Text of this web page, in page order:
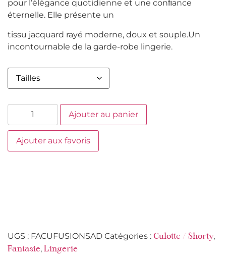
pour l’élégance quotidienne et une conﬁance
éternelle. Elle présente un
tissu jacquard rayé moderne, doux et souple.Un
incontournable de la garde-robe lingerie.
Ajouter au panier
Ajouter aux favoris
UGS : FACUFUSIONSAD Catégories : Culotte / Shorty,
Fantasie, Lingerie